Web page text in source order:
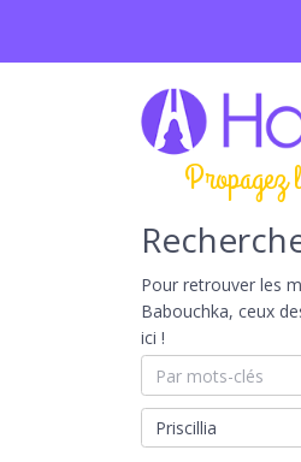
Propagez
Pour retrouver les
Babouchka, ceux
ici !